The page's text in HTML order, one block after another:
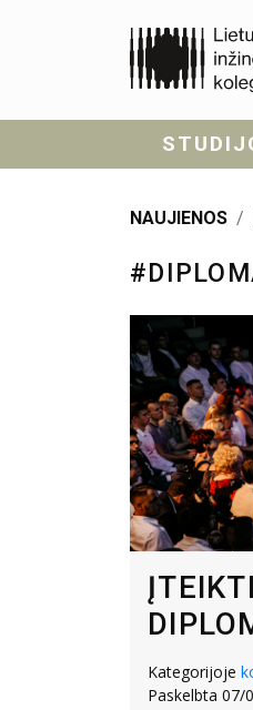
NAUJIENOS
Kategorijoje
Paskelbta 07/